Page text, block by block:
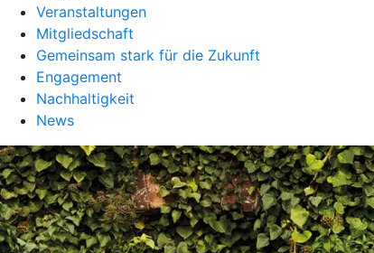
Veranstaltungen
Mitgliedschaft
Gemeinsam stark für die Zukunft
Engagement
Nachhaltigkeit
News